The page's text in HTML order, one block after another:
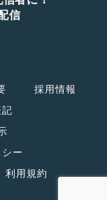
信
採用情報
ー
利用規約